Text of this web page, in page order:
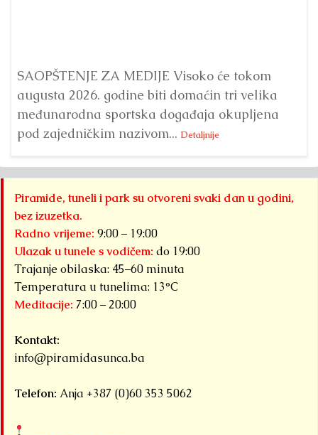
SAOPŠTENJE ZA MEDIJE Visoko će tokom
augusta 2026. godine biti domaćin tri velika
međunarodna sportska događaja okupljena
pod zajedničkim nazivom... Detaljnije
Piramide, tuneli i park su otvoreni svaki dan u godini,
bez izuzetka.
Radno vrijeme: 9:00 – 19:00
Ulazak u tunele s vodičem: do 19:00
Trajanje obilaska: 45–60 minuta
Temperatura u tunelima: 13°C
Meditacije: 7:00 – 20:00
Kontakt:
info@piramidasunca.ba
Telefon: Anja +387 (0)60 353 5062